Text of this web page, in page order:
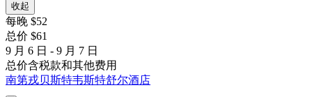
收起
每晚 $52
总价 $61
9 月 6 日 - 9 月 7 日
总价含税款和其他费用
南第戎贝斯特韦斯特舒尔酒店